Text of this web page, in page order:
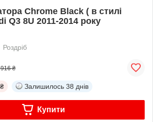
Chrome Black ( в стилі
Q3 8U 2011-2014 року
Роздріб
₴
Залишилось 38 днів
Купити